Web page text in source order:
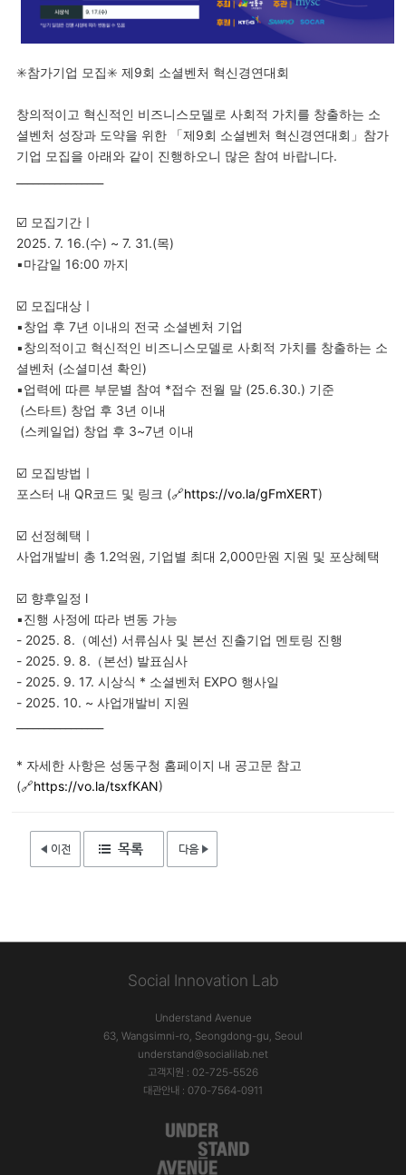
✳️참가기업 모집✳️ 제9회 소셜벤처 혁신경연대회
창의적이고 혁신적인 비즈니스모델로 사회적 가치를 창출하는 소
셜벤처 성장과 도약을 위한 「제9회 소셜벤처 혁신경연대회」참가
기업 모집을 아래와 같이 진행하오니 많은 참여 바랍니다.
☑️ 모집기간ㅣ
2025. 7. 16.(수) ~ 7. 31.(목)
▪️마감일 16:00 까지
☑️ 모집대상ㅣ
▪️창업 후 7년 이내의 전국 소셜벤처 기업
▪️창의적이고 혁신적인 비즈니스모델로 사회적 가치를 창출하는 소
셜벤처 (소셜미션 확인)
▪️업력에 따른 부문별 참여 *접수 전월 말 (25.6.30.) 기준
(스타트) 창업 후 3년 이내
(스케일업) 창업 후 3~7년 이내
☑️ 모집방법ㅣ
포스터 내 QR코드 및 링크 (🔗https://vo.la/gFmXERT)
☑️ 선정혜택ㅣ
사업개발비 총 1.2억원, 기업별 최대 2,000만원 지원 및 포상혜택
☑️ 향후일정 l
▪️진행 사정에 따라 변동 가능
- 2025. 8.（예선) 서류심사 및 본선 진출기업 멘토링 진행
- 2025. 9. 8.（본선) 발표심사
- 2025. 9. 17. 시상식 * 소셜벤처 EXPO 행사일
- 2025. 10. ~ 사업개발비 지원
* 자세한 사항은 성동구청 홈페이지 내 공고문 참고
(🔗https://vo.la/tsxfKAN)
Social Innovation Lab
Understand Avenue
63, Wangsimni-ro, Seongdong-gu, Seoul
understand@socialilab.net
고객지원 : 02-725-5526
대관안내 : 070-7564-0911